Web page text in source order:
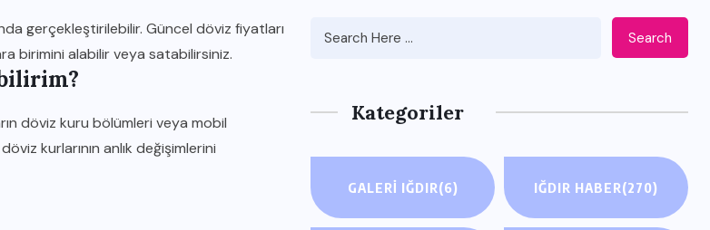
gerçekleştirilebilir. Güncel döviz fiyatları
birimini alabilir veya satabilirsiniz.
döviz kuru bölümleri veya mobil
kurlarının anlık değişimlerini
Search
Kategoriler
GALERI IĞDIR(6) IĞDIR HABER(270)